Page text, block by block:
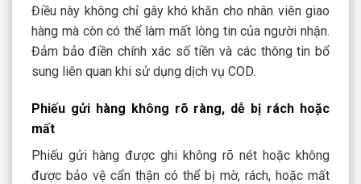
Điều này không chỉ gây khó khăn cho nhân viên giao
hàng mà còn có thể làm mất lòng tin của người nhận.
Đảm bảo điền chính xác số tiền và các thông tin bổ
sung liên quan khi sử dụng dịch vụ COD.
Phiếu gửi hàng không rõ ràng, dễ bị rách hoặc
mất
Phiếu gửi hàng được ghi không rõ nét hoặc không
được bảo vệ cẩn thận có thể bị mờ, rách, hoặc mất